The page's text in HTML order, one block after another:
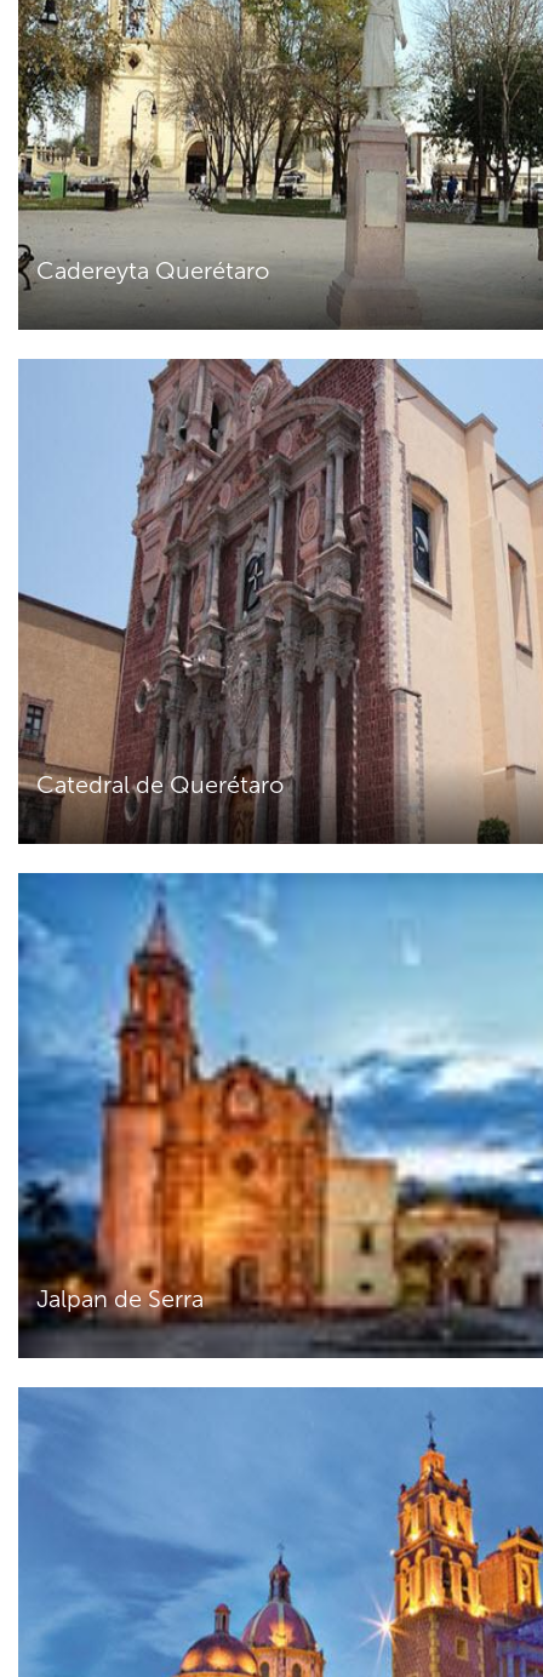
Cadereyta Querétaro
Catedral de Querétaro
Jalpan de Serra